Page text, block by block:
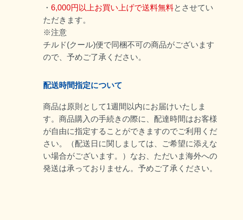
・ 6,000円以上お買い上げで送料無料とさせてい
ただきます。
※注意
チルド(クール)便で同梱不可の商品がございます
ので、予めご了承ください。
配送時間指定について
商品は原則として1週間以内にお届けいたしま
す。商品購入の手続きの際に、配達時間はお客様
が自由に指定することができますのでご利用くだ
さい。（配送日に関しましては、ご希望に添えな
い場合がございます。）なお、ただいま海外への
発送は承っておりません。予めご了承ください。